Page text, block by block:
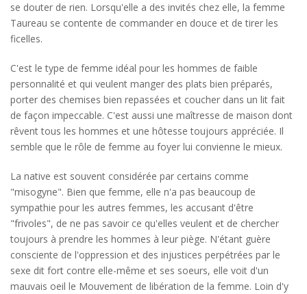
se douter de rien. Lorsqu'elle a des invités chez elle, la femme
Taureau se contente de commander en douce et de tirer les
ficelles.
C'est le type de femme idéal pour les hommes de faible
personnalité et qui veulent manger des plats bien préparés,
porter des chemises bien repassées et coucher dans un lit fait
de façon impeccable. C'est aussi une maîtresse de maison dont
rêvent tous les hommes et une hôtesse toujours appréciée. Il
semble que le rôle de femme au foyer lui convienne le mieux.
La native est souvent considérée par certains comme
"misogyne". Bien que femme, elle n'a pas beaucoup de
sympathie pour les autres femmes, les accusant d'être
"frivoles", de ne pas savoir ce qu'elles veulent et de chercher
toujours à prendre les hommes à leur piège. N'étant guère
consciente de l'oppression et des injustices perpétrées par le
sexe dit fort contre elle-même et ses soeurs, elle voit d'un
mauvais oeil le Mouvement de libération de la femme. Loin d'y